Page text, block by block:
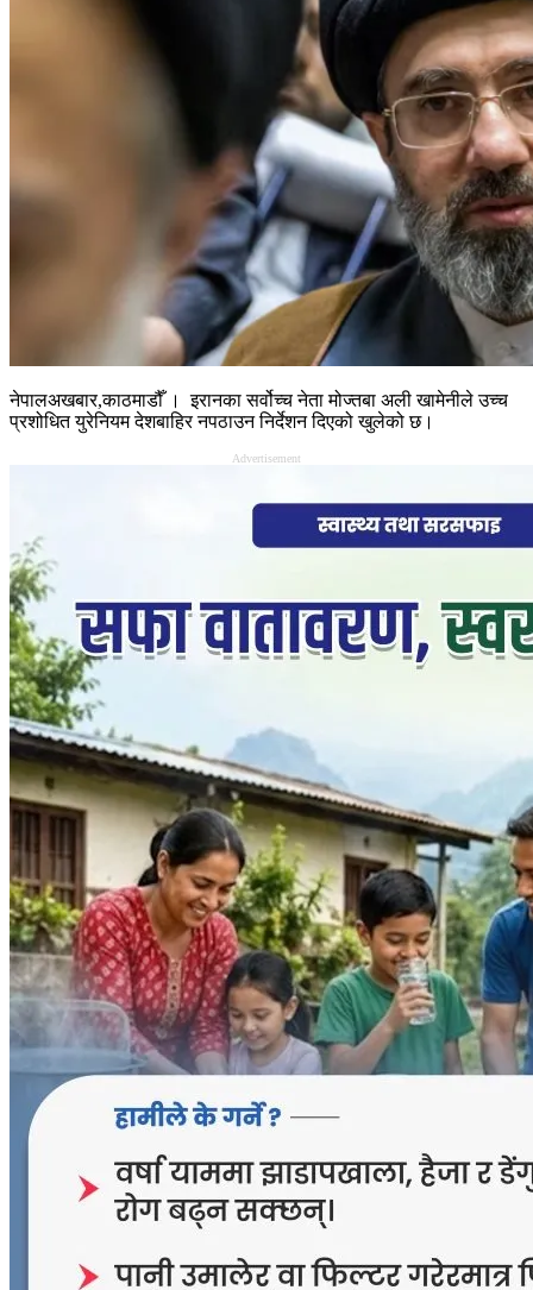
नेपालअखबार,काठमाडौँ । इरानका सर्वोच्च नेता मोज्तबा अली खामेनीले उच्च
प्रशोधित युरेनियम देशबाहिर नपठाउन निर्देशन दिएको खुलेको छ।
Advertisement